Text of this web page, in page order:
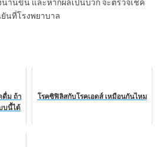
นานขึ้น และหากผลเป็นบวก จะตรวจเช็ค
นที่โรงพยาบาล
ดื่ม ถ้า
บนี้ได้
โรคซิฟิลิสกับโรคเอดส์ เหมือนกันไหม